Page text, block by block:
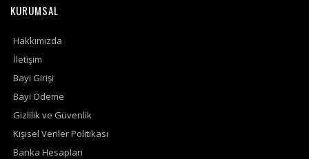
KURUMSAL
Hakkımızda
İletişim
Bayi Girişi
Bayi Ödeme
Gizlilik ve Güvenlik
Kişisel Veriler Politikası
Banka Hesapları